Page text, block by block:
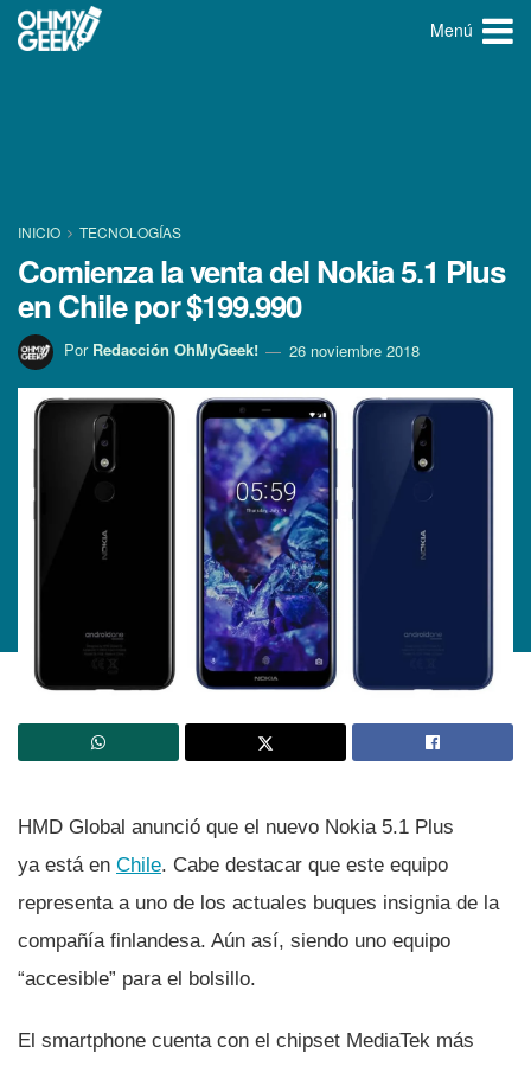
Menú
INICIO TECNOLOGÍ­AS
Comienza la venta del Nokia 5.1 Plus
en Chile por $199.990
Por Redacción OhMyGeek! 26 noviembre 2018
HMD Global anunció que el nuevo Nokia 5.1 Plus
ya está en Chile. Cabe destacar que este equipo
representa a uno de los actuales buques insignia de la
compañí­a finlandesa. Aún así­, siendo uno equipo
“accesible” para el bolsillo.
El smartphone cuenta con el chipset MediaTek más